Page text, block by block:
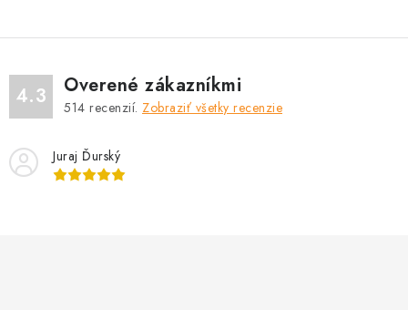
4.3 Overené zákazníkmi
514 recenzií. Zobraziť všetky recenzie
Juraj Ďurský